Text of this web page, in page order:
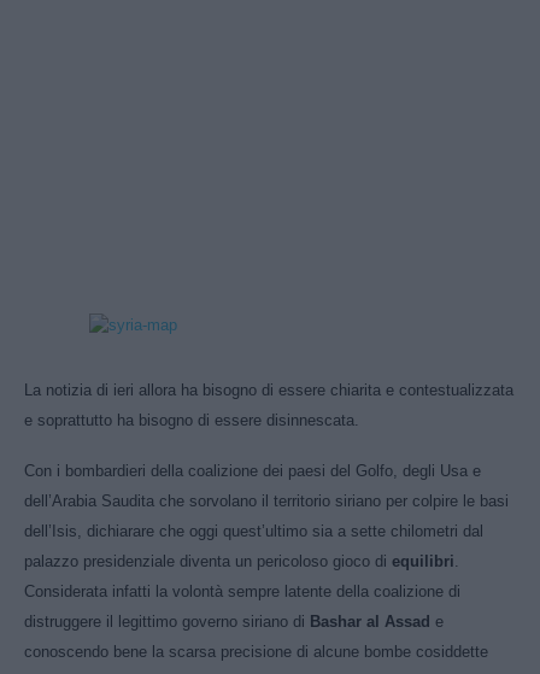
La notizia di ieri allora ha bisogno di essere chiarita e contestualizzata
e soprattutto ha bisogno di essere disinnescata.
Con i bombardieri della coalizione dei paesi del Golfo, degli Usa e
dell’Arabia Saudita che sorvolano il territorio siriano per colpire le basi
dell’Isis, dichiarare che oggi quest’ultimo sia a sette chilometri dal
palazzo presidenziale diventa un pericoloso gioco di equilibri.
Considerata infatti la volontà sempre latente della coalizione di
distruggere il legittimo governo siriano di Bashar al Assad e
conoscendo bene la scarsa precisione di alcune bombe cosiddette